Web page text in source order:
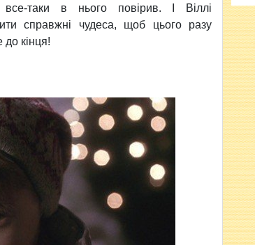
таки в нього повірив. І Віллі
справжні чудеса, щоб цього разу
кінця!